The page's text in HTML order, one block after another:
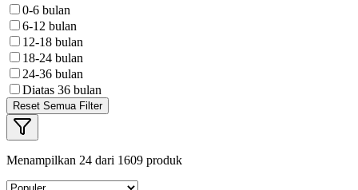
0-6 bulan
6-12 bulan
12-18 bulan
18-24 bulan
24-36 bulan
Diatas 36 bulan
Reset Semua Filter
Menampilkan 24 dari 1609 produk